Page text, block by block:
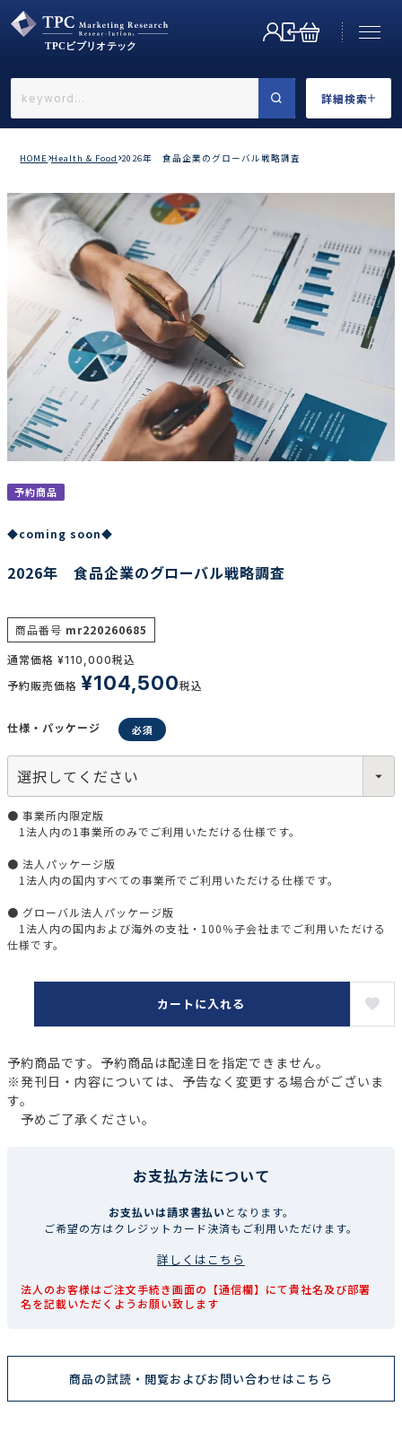
詳細検索
←戻る
業界で選ぶ
カテゴリで選ぶ
調査の種類で選ぶ
HOME Health & Food 2026年 食品企業のグローバル戦略調査
予約商品
◆coming soon◆
2026年 食品企業のグローバル戦略調査
商品番号 mr220260685
通常価格 ¥110,000税込
予約販売価格 ¥104,500税込
仕様・パッケージ
● 事業所内限定版
1法人内の1事業所のみでご利用いただける仕様です。
● 法人パッケージ版
1法人内の国内すべての事業所でご利用いただける仕様です。
● グローバル法人パッケージ版
1法人内の国内および海外の支社・100％子会社までご利用いただける
仕様です。
カートに入れる
予約商品です。予約商品は配達日を指定できません。
※発刊日・内容については、予告なく変更する場合がございま
す。
予めご了承ください。
お支払方法について
お支払いは請求書払いとなります。
ご希望の方はクレジットカード決済もご利用いただけます。
詳しくはこちら
法人のお客様はご注文手続き画面の【通信欄】にて貴社名及び部署
名を記載いただくようお願い致します
商品の試読・閲覧およびお問い合わせはこちら